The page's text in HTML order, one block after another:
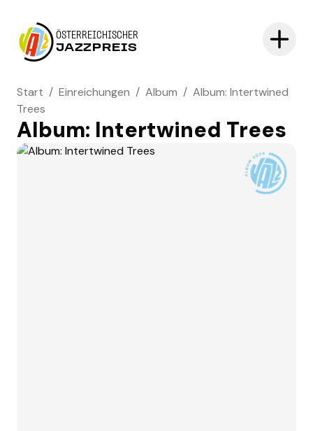
ÖSTERREICHISCHER
JAZZPREIS
Start / Einreichungen / Album / Album: Intertwined
Trees
Album: Intertwined Trees